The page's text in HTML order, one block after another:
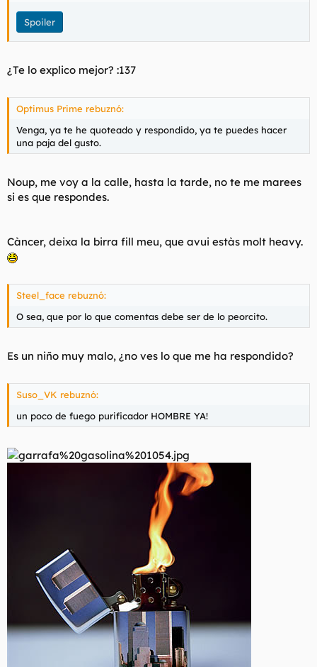
Spoiler
¿Te lo explico mejor? :137
Optimus Prime rebuznó:
Venga, ya te he quoteado y respondido, ya te puedes hacer
una paja del gusto.
Noup, me voy a la calle, hasta la tarde, no te me marees
si es que respondes.
Càncer, deixa la birra fill meu, que avui estàs molt heavy.
Steel_face rebuznó:
O sea, que por lo que comentas debe ser de lo peorcito.
Es un niño muy malo, ¿no ves lo que me ha respondido?
Suso_VK rebuznó:
un poco de fuego purificador HOMBRE YA!